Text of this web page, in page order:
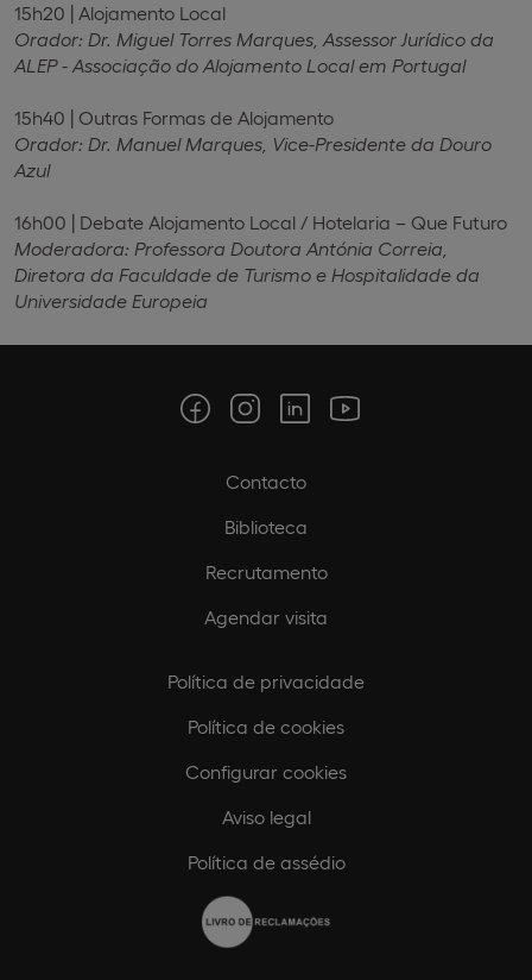
15h20 | Alojamento Local
Orador: Dr. Miguel Torres Marques, Assessor Jurídico da
ALEP - Associação do Alojamento Local em Portugal
15h40 | Outras Formas de Alojamento
Orador: Dr. Manuel Marques, Vice-Presidente da Douro
Azul
16h00 | Debate Alojamento Local / Hotelaria – Que Futuro
Moderadora: Professora Doutora Antónia Correia,
Diretora da Faculdade de Turismo e Hospitalidade da
Universidade Europeia
Contacto
Biblioteca
Recrutamento
Agendar visita
Política de privacidade
Política de cookies
Configurar cookies
Aviso legal
Política de assédio